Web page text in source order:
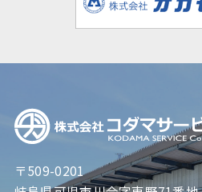
〒509-0201